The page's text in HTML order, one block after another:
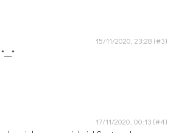
15/11/2020, 23:28
17/11/2020, 00:13